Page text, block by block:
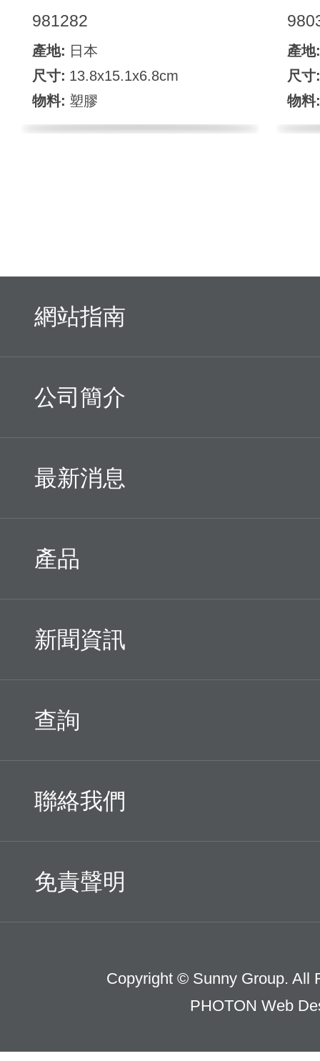
981282
產地: 日本
尺寸: 13.8x15.1x6.8cm
物料: 塑膠
產地:
尺寸:
物料:
網站指南
公司簡介
最新消息
產品
新聞資訊
查詢
聯絡我們
免責聲明
Copyright © Sunny Group. All
PHOTON Web